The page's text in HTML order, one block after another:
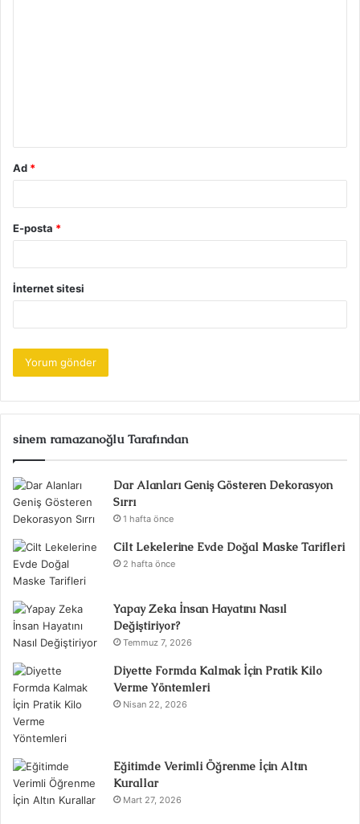
Ad *
E-posta *
İnternet sitesi
sinem ramazanoğlu Tarafından
Dar Alanları Geniş Gösteren Dekorasyon
Sırrı
1 hafta önce
Cilt Lekelerine Evde Doğal Maske Tarifleri
2 hafta önce
Yapay Zeka İnsan Hayatını Nasıl
Değiştiriyor?
Temmuz 7, 2026
Diyette Formda Kalmak İçin Pratik Kilo
Verme Yöntemleri
Nisan 22, 2026
Eğitimde Verimli Öğrenme İçin Altın
Kurallar
Mart 27, 2026